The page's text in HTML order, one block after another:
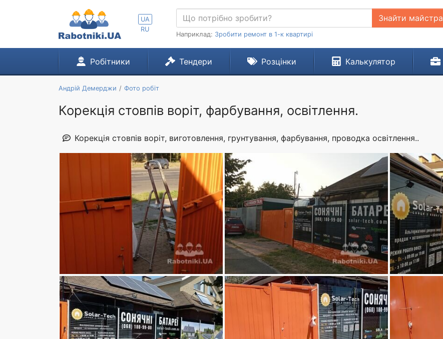
UA
RU
Знайти майстра
Наприклад: Зробити ремонт в 1-к квартирі
Робітники Тендери Розцінки Калькулятор
Андрій Демерджи Фото робіт
Корекція стовпів воріт, фарбування, освітлення.
Корекція стовпів воріт, виготовлення, грунтування, фарбування, проводка освітлення..